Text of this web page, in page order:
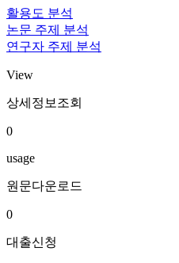
활용도 분석
논문 주제 분석
연구자 주제 분석
View
상세정보조회
0
usage
원문다운로드
0
대출신청